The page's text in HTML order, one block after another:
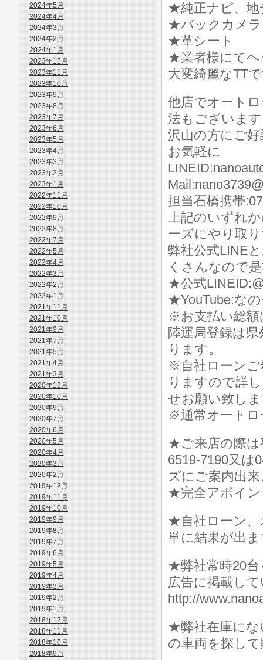
2024年5月
2024年4月
2024年3月
2024年2月
2024年1月
2023年12月
2023年11月
2023年10月
2023年9月
2023年8月
2023年7月
2023年6月
2023年5月
2023年4月
2023年3月
2023年2月
2023年1月
2022年11月
2022年10月
2022年9月
2022年8月
2022年7月
2022年5月
2022年4月
2022年3月
2022年2月
2022年1月
2021年11月
2021年10月
2021年9月
2021年7月
2021年5月
2021年4月
2021年3月
2020年12月
2020年10月
2020年9月
2020年7月
2020年6月
2020年5月
2020年4月
2020年3月
2020年2月
2019年12月
2019年11月
2019年10月
2019年9月
2019年8月
2019年7月
2019年6月
2019年5月
2019年4月
2019年3月
2019年2月
2019年1月
2018年12月
2018年11月
2018年10月
2018年9月
★純正ナビ、地
★バックカメラ
★革シート
★業者様にてヘ
大変綺麗なTT
他店でオート
法もございま
沢山の方にご
お気軽に
担当石橋携帯
上記のいずれ
ーズにやり取
弊社公式LINE
くさんなので
★公式
★YouTube:な
※お支払い総額
陸運局登録は
ります。
※自社ローンご
りますので詳
せお願い致し
※通常オートロ
★ご来店の際は
6519-7190又は
ズにご案内出
★完全アポイ
★自社ローン、
単に結果が出
★弊社常時20台
広告に掲載し
http://
★弊社在庫にな
の車両を探し